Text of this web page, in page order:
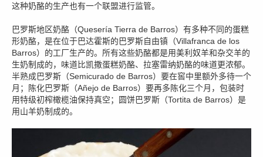
这种奶酪的生产也有一个联盟进行监管。
巴罗斯地区奶酪（Quesería Tierra de Barros）有多种不同的蛋糕
形奶酪，是在位于巴达霍斯的巴罗斯自由镇（Villafranca de los
Barros）的工厂生产的。所有这些奶酪都是用美利奴羊和杂交羊的
生奶制成的，味道比凯撒蛋糕奶酪、拉塞雷纳奶酪的味道更浓郁。
半熟成巴罗斯（Semicurado de Barros）要在窖中里额外多待一个
月；陈化巴罗斯（Añejo de Barros）要再多陈化三个月，包装时
用特级初榨橄榄油保持真空；圆饼巴罗斯（Tortita de Barros）是
用山羊奶制成的。